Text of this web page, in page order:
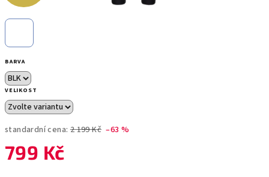
BARVA
VELIKOST
standardní cena: 2 199 Kč –63 %
799 Kč